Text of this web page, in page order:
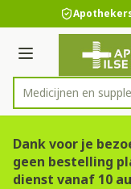
Ga naar de inhoud
1 van 1
Menu
Product, merk,
Medicijnen en supp
Dank voor je
geen bestelling
dienst vanaf 10